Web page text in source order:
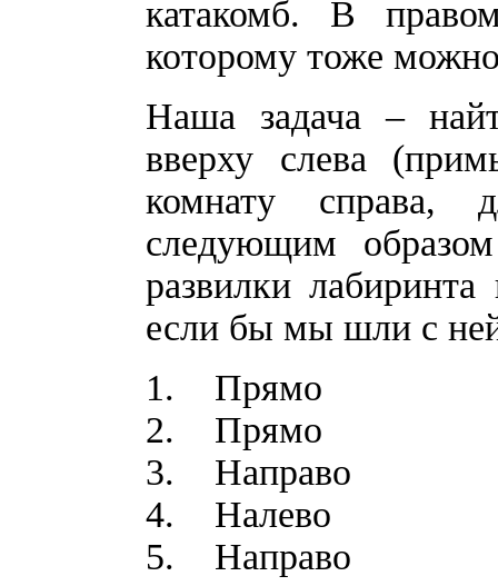
катакомб. В
которому тоже
Наша задача –
вверху слева
комнату справа,
следующим
развилки
если бы мы шли с
1. Прямо
2. Прямо
3. Направо
4. Налево
5. Направо